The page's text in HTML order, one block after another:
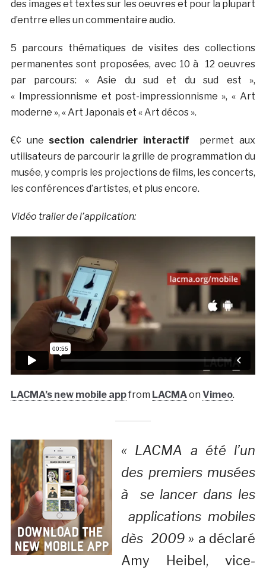
des images et textes sur les oeuvres et pour la plupart
d’entrre elles un commentaire audio.
5 parcours thématiques de visites des collections
permanentes sont proposées, avec 10 à 12 oeuvres
par parcours: « Asie du sud et du sud est »,
« Impressionnisme et post-impressionnisme », « Art
moderne », « Art Japonais et « Art décos ».
€¢ une section calendrier interactif permet aux
utilisateurs de parcourir la grille de programmation du
musée, y compris les projections de films, les concerts,
les conférences d’artistes, et plus encore.
Vidéo trailer de l’application:
LACMA’s new mobile appfrom LACMAon Vimeo.
« LACMA a été l’un
des premiers musées
à se lancer dans les
applications mobiles
dès 2009 » a déclaré
Amy Heibel, vice-